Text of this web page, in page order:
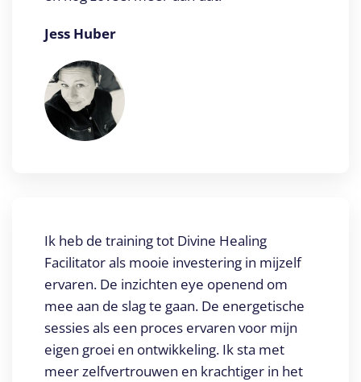
Jess Huber
Ik heb de training tot Divine Healing
Facilitator als mooie investering in mijzelf
ervaren. De inzichten eye openend om
mee aan de slag te gaan. De energetische
sessies als een proces ervaren voor mijn
eigen groei en ontwikkeling. Ik sta met
meer zelfvertrouwen en krachtiger in het